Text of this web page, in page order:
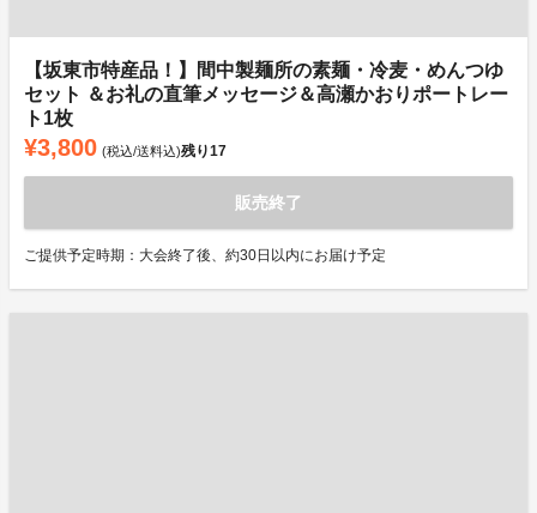
【坂東市特産品！】間中製麺所の素麺・冷麦・めんつゆ
セット ＆お礼の直筆メッセージ＆高瀬かおりポートレー
ト1枚
¥3,800 (税込/送料込)残り17
販売終了
ご提供予定時期：大会終了後、約30日以内にお届け予定